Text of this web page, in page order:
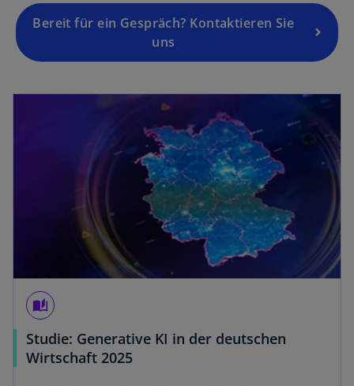
Bereit für ein Gespräch? Kontaktieren Sie
uns
auto_stories
Studie: Generative KI in der deutschen
Wirtschaft 2025